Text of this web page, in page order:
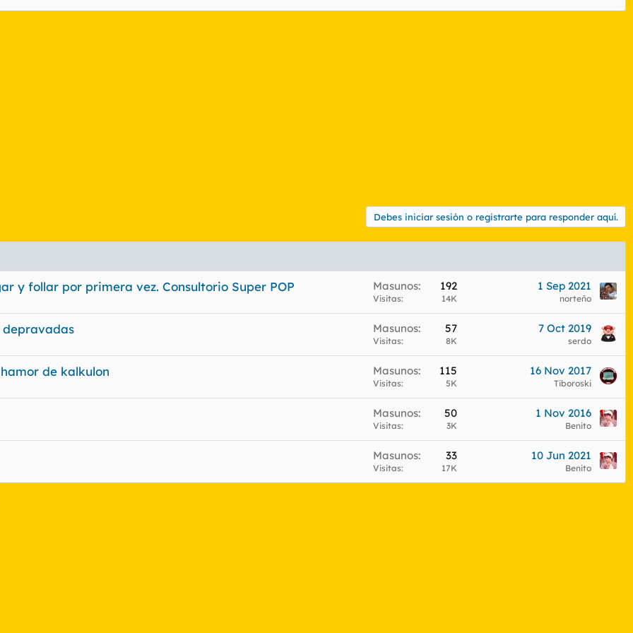
Debes iniciar sesión o registrarte para responder aquí.
y follar por primera vez. Consultorio Super POP Masunos 192
Visitas 14K
1 Sep 2021
norteño
depravadas Masunos 57
Visitas 8K
7 Oct 2019
serdo
de kalkulon Masunos 115
Visitas 5K
16 Nov 2017
Tiboroski
Masunos 50
Visitas 3K
1 Nov 2016
Benito
Masunos 33
Visitas 17K
10 Jun 2021
Benito